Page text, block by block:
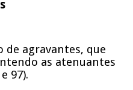
de agravantes, que
as atenuantes
97).